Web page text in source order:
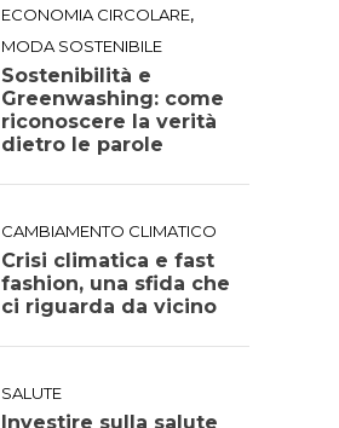
ECONOMIA CIRCOLARE,
MODA SOSTENIBILE
Sostenibilità e
Greenwashing: come
riconoscere la verità
dietro le parole
CAMBIAMENTO CLIMATICO
Crisi climatica e fast
fashion, una sfida che
ci riguarda da vicino
SALUTE
Investire sulla salute